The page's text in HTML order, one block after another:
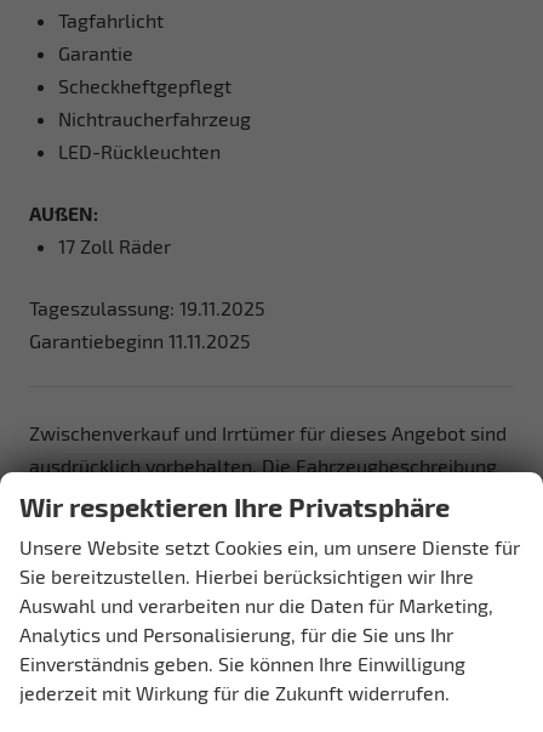
Tagfahrlicht
Garantie
Scheckheftgepflegt
Nichtraucherfahrzeug
LED-Rückleuchten
AUßEN:
17 Zoll Räder
Tageszulassung: 19.11.2025
Garantiebeginn 11.11.2025
Zwischenverkauf und Irrtümer für dieses Angebot sind
ausdrücklich vorbehalten. Die Fahrzeugbeschreibung
dient lediglich der allgemeinen Identifizierung des
kaufrechtlichen Sinne dar. Die abgebildete
Ausstattung kann im Einzelfall vom tatsächlichen
Umfang abweichen. Den genauen
Ausstattungsumfang erhalten Sie von unserem
Verkaufspersonal. Bitte zögern Sie nicht, uns zu
Wir respektieren Ihre Privatsphäre
Unsere Website setzt Cookies ein, um unsere Dienste für
Sie bereitzustellen. Hierbei berücksichtigen wir Ihre
Auswahl und verarbeiten nur die Daten für Marketing,
Analytics und Personalisierung, für die Sie uns Ihr
Einverständnis geben. Sie können Ihre Einwilligung
jederzeit mit Wirkung für die Zukunft widerrufen.